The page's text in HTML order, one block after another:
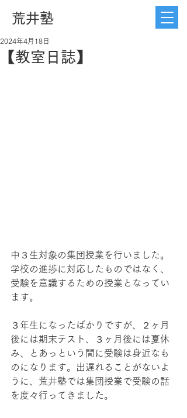
荒井塾
【教室日誌】
2024年4月18日
中３生対象の集団授業を行いました。
学校の進捗に対応したものではなく、
受験を意識するための授業となってい
ます。
３年生になったばかりですが、２ヶ月
後には期末テスト、３ヶ月後には夏休
み、とあっという間に受験は身近なも
のになります。出遅れることがないよ
うに、荒井塾では集団授業で受験の話
を度々行ってきました。